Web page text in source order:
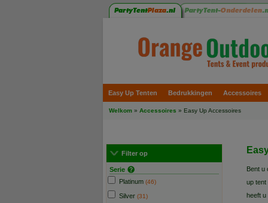
Easy Up Tenten Bedrukkingen Accessoires
Welkom » Accessoires » Easy Up Accessoires
Filter op
Serie
Platinum (46)
Silver (31)
Bent u
up tent
heeft